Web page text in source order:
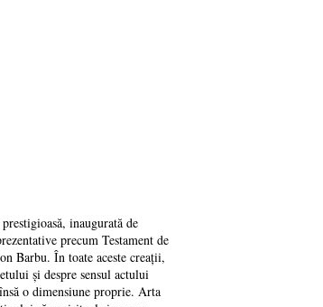
inaugurată de
precum Testament de
Barbu. În toate aceste creații,
și despre sensul actului
o dimensiune proprie. Arta